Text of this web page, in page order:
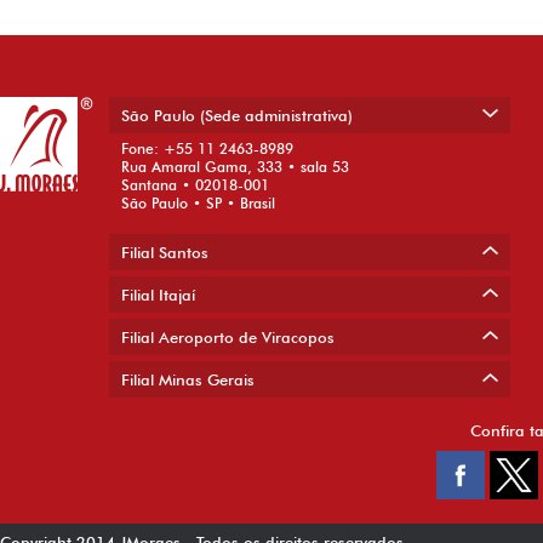
São Paulo (Sede administrativa)
Fone: +55 11 2463-8989
Rua Amaral Gama, 333 • sala 53
Santana • 02018-001
São Paulo • SP • Brasil
Filial Santos
Filial Itajaí
Filial Aeroporto de Viracopos
Filial Minas Gerais
Confira